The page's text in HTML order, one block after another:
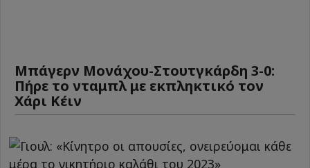
Μπάγερν Μονάχου-Στουτγκάρδη 3-0:
Πήρε το νταμπλ με εκπληκτικό τον
Χάρι Κέιν